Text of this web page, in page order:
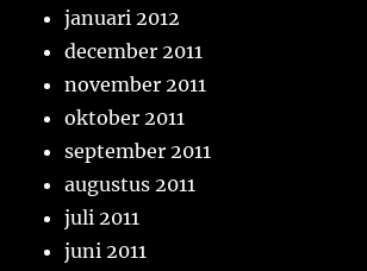
januari 2012
december 2011
november 2011
oktober 2011
september 2011
augustus 2011
juli 2011
juni 2011